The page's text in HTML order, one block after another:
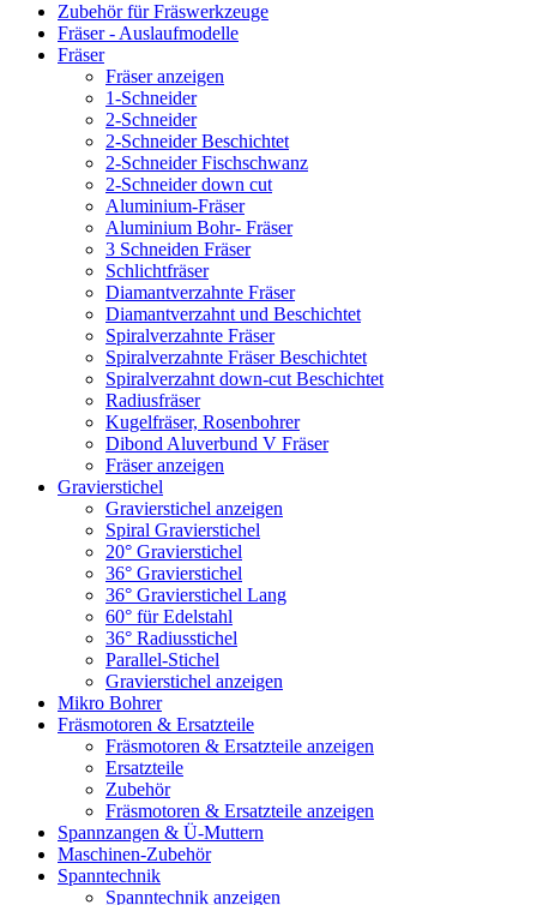
Zubehör für Fräswerkzeuge
Fräser - Auslaufmodelle
Fräser
Fräser anzeigen
1-Schneider
2-Schneider
2-Schneider Beschichtet
2-Schneider Fischschwanz
2-Schneider down cut
Aluminium-Fräser
Aluminium Bohr- Fräser
3 Schneiden Fräser
Schlichtfräser
Diamantverzahnte Fräser
Diamantverzahnt und Beschichtet
Spiralverzahnte Fräser
Spiralverzahnte Fräser Beschichtet
Spiralverzahnt down-cut Beschichtet
Radiusfräser
Kugelfräser, Rosenbohrer
Dibond Aluverbund V Fräser
Fräser anzeigen
Gravierstichel
Gravierstichel anzeigen
Spiral Gravierstichel
20° Gravierstichel
36° Gravierstichel
36° Gravierstichel Lang
60° für Edelstahl
36° Radiusstichel
Parallel-Stichel
Gravierstichel anzeigen
Mikro Bohrer
Fräsmotoren & Ersatzteile
Fräsmotoren & Ersatzteile anzeigen
Ersatzteile
Zubehör
Fräsmotoren & Ersatzteile anzeigen
Spannzangen & Ü-Muttern
Maschinen-Zubehör
Spanntechnik
Spanntechnik anzeigen